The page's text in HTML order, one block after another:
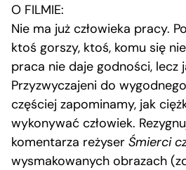
O FILMIE:
Nie ma już człowieka pracy.
ktoś gorszy, ktoś, komu się
praca nie daje godności, lecz
Przyzwyczajeni do
częściej zapominamy, jak
wykonywać człowiek.
komentarza reżyser Śmierci
wysmakowanych obrazach